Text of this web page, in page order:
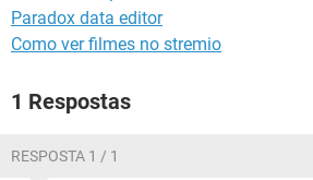
Paradox data editor
Como ver filmes no stremio
1 Respostas
RESPOSTA 1 / 1